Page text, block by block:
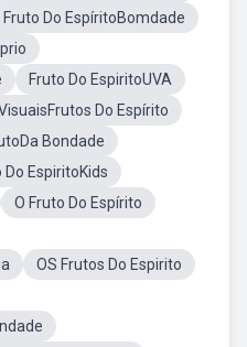
Fruto Do EspíritoBomdade
Fruto Do EspiritoUVA
Do Espírito
Bondade
Do EspiritoKids
O Fruto Do Espírito
OS Frutos Do Espirito